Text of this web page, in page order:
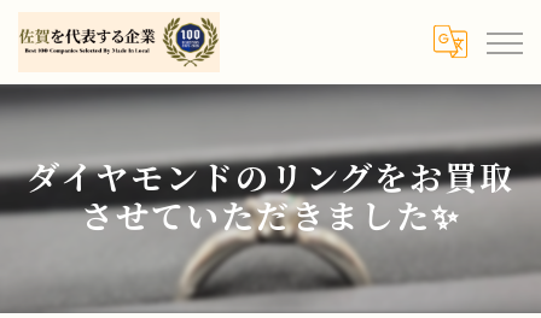
ダイヤモンドのリングをお買取
させていただきました✨